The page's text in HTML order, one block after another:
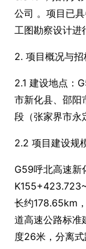
公司 。项目已
工图勘察设计进
2. 项目概况与招
2.1 建设地点：
市新化县、邵阳
段（张家界市永
2.2 项目建设规
G59呼北高速新
长约178.65km
道高速公路标准
度26米，分离式